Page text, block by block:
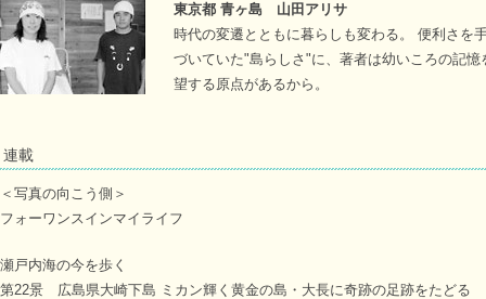
東京都 青ヶ島 山田アリサ
時代の変遷とともに暮らしも変わる。 便利さを
づいていた"島らしさ"に、著者は幼いころの記
望する原点があるから。
連載
＜写真の向こう側＞
フォーワンスインマイライフ
瀬戸内海の今を歩く
第22景 広島県大崎下島 ミカン輝く黄金の島・大長に奇跡の足跡をたどる